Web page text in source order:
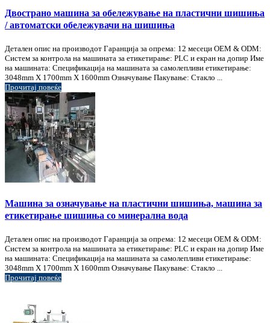
Двострано машина за обележување на пластични шишиња
/ автоматски обележувачи на шишиња
Детален опис на производот Гаранција за опрема: 12 месеци OEM & ODM:
Систем за контрола на машината за етикетирање: PLC и екран на допир Име
на машината: Спецификација на машината за самолепливи етикетирање:
3048mm X 1700mm X 1600mm Означување Пакување: Стакло ...
Прочитај повеќе
Машина за означување на пластични шишиња, машина за
етикетирање шишиња со минерална вода
Детален опис на производот Гаранција за опрема: 12 месеци OEM & ODM:
Систем за контрола на машината за етикетирање: PLC и екран на допир Име
на машината: Спецификација на машината за самолепливи етикетирање:
3048mm X 1700mm X 1600mm Означување Пакување: Стакло ...
Прочитај повеќе